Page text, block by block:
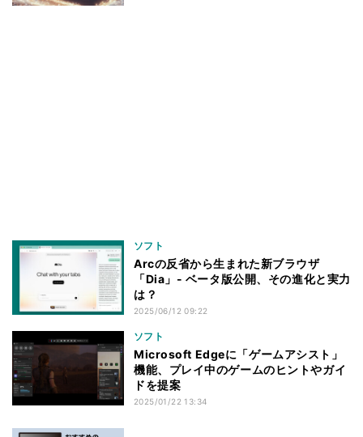
ソフト
Arcの反省から生まれた新ブラウザ
「Dia」- ベータ版公開、その進化と実力
は？
2025/06/12 09:22
ソフト
Microsoft Edgeに「ゲームアシスト」
機能、プレイ中のゲームのヒントやガイ
ドを提案
2025/01/22 13:34